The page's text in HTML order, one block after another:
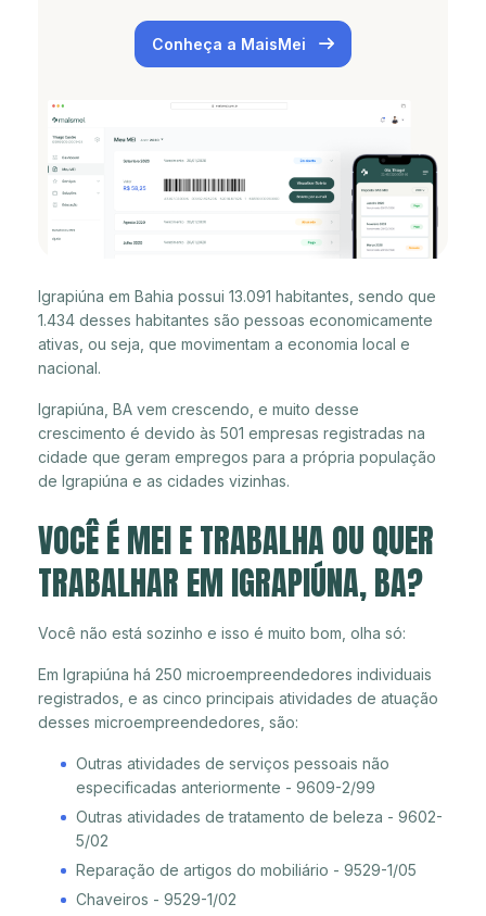
Conheça a MaisMei
Igrapiúna em Bahia possui 13.091 habitantes, sendo que
1.434 desses habitantes são pessoas economicamente
ativas, ou seja, que movimentam a economia local e
nacional.
Igrapiúna, BA vem crescendo, e muito desse
crescimento é devido às 501 empresas registradas na
cidade que geram empregos para a própria população
de Igrapiúna e as cidades vizinhas.
VOCÊ É MEI E TRABALHA OU QUER
TRABALHAR EM IGRAPIÚNA, BA?
Você não está sozinho e isso é muito bom, olha só:
Em Igrapiúna há 250 microempreendedores individuais
registrados, e as cinco principais atividades de atuação
desses microempreendedores, são:
Outras atividades de serviços pessoais não
especificadas anteriormente - 9609-2/99
Outras atividades de tratamento de beleza - 9602-
5/02
Reparação de artigos do mobiliário - 9529-1/05
Chaveiros - 9529-1/02